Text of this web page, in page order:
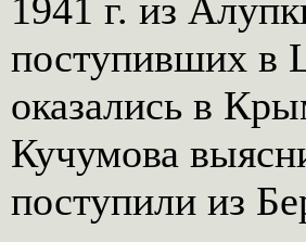
1941 г. из
поступивших в
оказались в
Кучумова
поступили из